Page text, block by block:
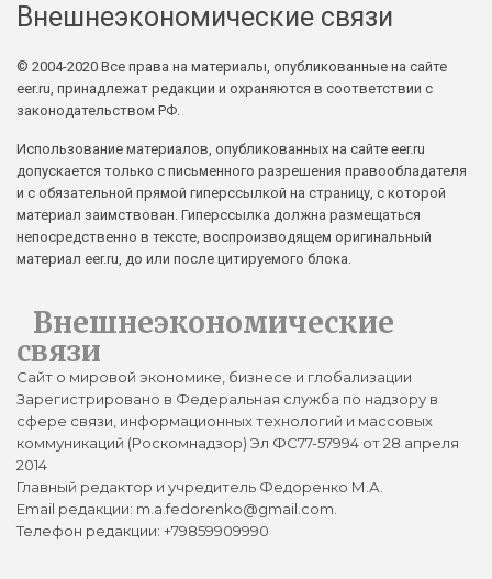
Внешнеэкономические связи
© 2004-2020 Все права на материалы, опубликованные на сайте
eer.ru, принадлежат редакции и охраняются в соответствии с
законодательством РФ.
Использование материалов, опубликованных на сайте eer.ru
допускается только с письменного разрешения правообладателя
и с обязательной прямой гиперссылкой на страницу, с которой
материал заимствован. Гиперссылка должна размещаться
непосредственно в тексте, воспроизводящем оригинальный
материал eer.ru, до или после цитируемого блока.
Внешнеэкономические
связи
Сайт о мировой экономике, бизнесе и глобализации
Зарегистрировано в Федеральная служба по надзору в
сфере связи, информационных технологий и массовых
коммуникаций (Роскомнадзор) Эл ФС77-57994 от 28 апреля
2014
Главный редактор и учредитель Федоренко М.А.
Email редакции: m.a.fedorenko@gmail.com.
Телефон редакции: +79859909990